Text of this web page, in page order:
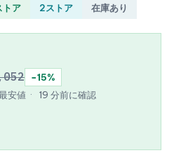
トア 2ストア 在庫あり
−15%
安値 · 19 分前に確認